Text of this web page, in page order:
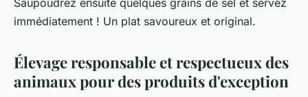
immédiatement ! Un plat savoureux et original.
Élevage responsable et respectueux des
animaux pour des produits d'exception